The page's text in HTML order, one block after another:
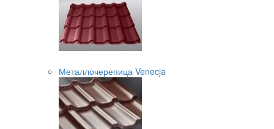
Металлочерепица Venecja